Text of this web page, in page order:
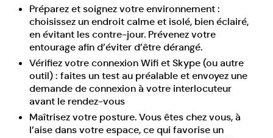
Préparez et soignez votre environnement :
choisissez un endroit calme et isolé, bien éclairé,
en évitant les contre-jour. Prévenez votre
entourage afin d’éviter d’être dérangé.
Vérifiez votre connexion Wifi et Skype (ou autre
outil) : faites un test au préalable et envoyez une
demande de connexion à votre interlocuteur
avant le rendez-vous
Maîtrisez votre posture. Vous êtes chez vous, à
l’aise dans votre espace, ce qui favorise un